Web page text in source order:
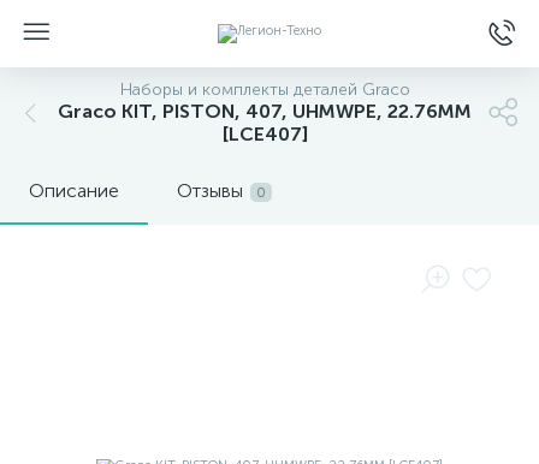
Наборы и комплекты деталей Graco
Graco KIT, PISTON, 407, UHMWPE, 22.76MM
[LCE407]
Описание Отзывы 0